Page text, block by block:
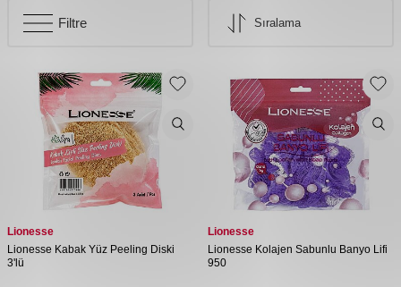
Filtre
Lionesse
Lionesse Kabak Yüz Peeling Diski
3'lü
Lionesse
Lionesse Kolajen Sabunlu Banyo Lifi
950